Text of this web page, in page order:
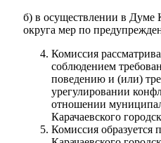
б) в осуществлении в Думе
округа мер по
Комиссия
соблюдением
поведению и (или)
урегулировании
отношении
Карачаевского
Комиссия образуется